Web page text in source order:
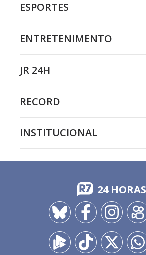
ESPORTES
ENTRETENIMENTO
JR 24H
RECORD
INSTITUCIONAL
24 HORAS